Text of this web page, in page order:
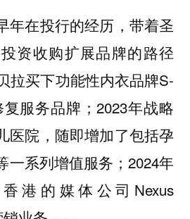
年在投行的经历，带着圣
资收购扩展品牌的路径
买下功能性内衣品牌S-
服务品牌；2023年战略
医院，随即增加了包括孕
一系列增值服务；2024年
港的媒体公司Nexus